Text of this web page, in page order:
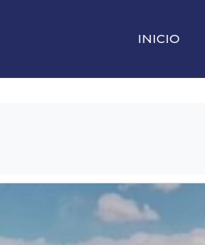
INICIO